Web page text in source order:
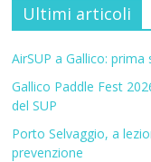
Ultimi articoli
AirSUP a Gallico:
Gallico Paddle Fest
del SUP
Porto Selvaggio, a
prevenzione